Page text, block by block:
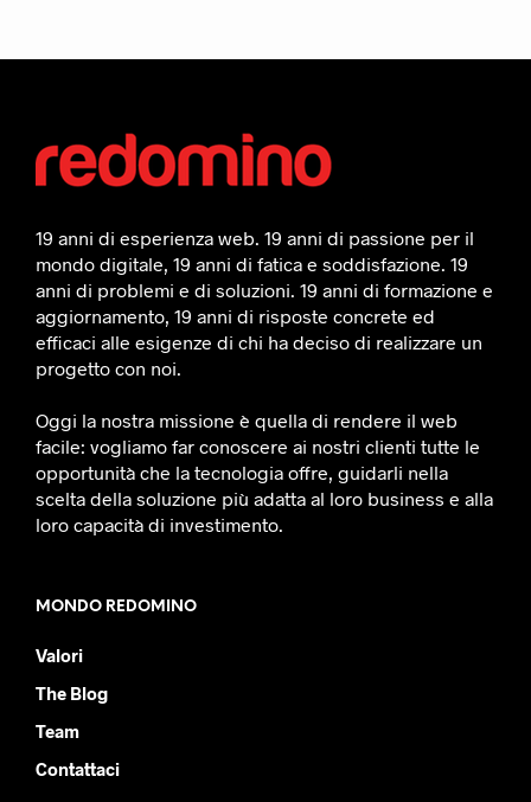
19 anni di esperienza web. 19 anni di passione per il
mondo digitale, 19 anni di fatica e soddisfazione. 19
anni di problemi e di soluzioni. 19 anni di formazione e
aggiornamento, 19 anni di risposte concrete ed
efficaci alle esigenze di chi ha deciso di realizzare un
progetto con noi.
Oggi la nostra missione è quella di rendere il web
facile: vogliamo far conoscere ai nostri clienti tutte le
opportunità che la tecnologia offre, guidarli nella
scelta della soluzione più adatta al loro business e alla
loro capacità di investimento.
MONDO REDOMINO
Valori
The Blog
Team
Contattaci